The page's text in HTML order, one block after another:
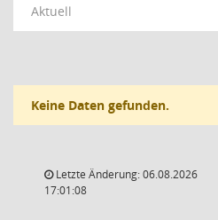
Aktuell
Keine Daten gefunden.
Letzte Änderung: 06.08.2026
17:01:08